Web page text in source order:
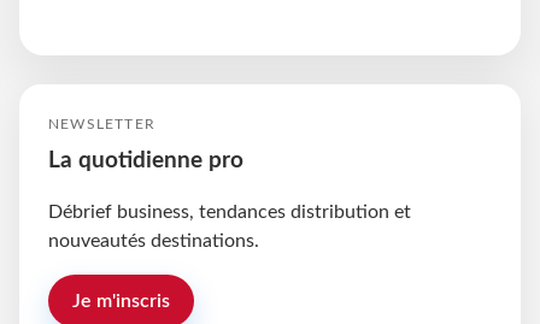
NEWSLETTER
La quotidienne pro
Débrief business, tendances distribution et
nouveautés destinations.
Je m'inscris